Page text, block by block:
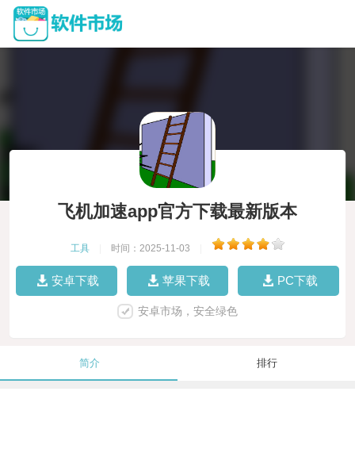
飞机加速app官方下载最新版本
工具 时间：2025-11-03
安卓下载 苹果下载 PC下载
安卓市场，安全绿色
简介 排行